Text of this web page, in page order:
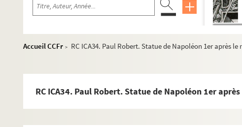
Accueil CCFr >
RC ICA34. Paul Robert. Statue de Napoléon 1er après
RC ICA34. Paul Robert. Statue de Napoléon 1er
RC ICA3. Barricade de la rue des Amandiers, près du
RC ICA4. Batterie de la Commune aux remparts de
RC ICA6. Parc d'artillerie des Buttes Chaumont (18